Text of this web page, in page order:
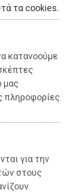
τα cookies.
κατανοούμε
μας
πληροφορίες
για την
στους